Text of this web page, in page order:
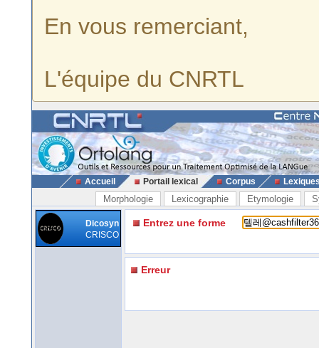
En vous remerciant,
L'équipe du CNRTL
Accueil Portail lexical Corpus
Morphologie Lexicographie Etymologie
Dicosyn
CRISCO
Entrez une forme
Erreur